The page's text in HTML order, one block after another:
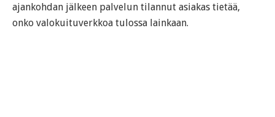
ajankohdan jälkeen palvelun tilannut asiakas tietää,
onko valokuituverkkoa tulossa lainkaan.